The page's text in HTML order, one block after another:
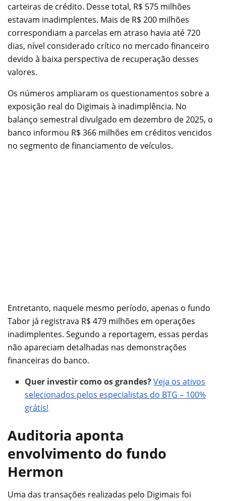
carteiras de crédito. Desse total, R$ 575 milhões
estavam inadimplentes. Mais de R$ 200 milhões
correspondiam a parcelas em atraso havia até 720
dias, nível considerado crítico no mercado financeiro
devido à baixa perspectiva de recuperação desses
valores.
Os números ampliaram os questionamentos sobre a
exposição real do Digimais à inadimplência. No
balanço semestral divulgado em dezembro de 2025, o
banco informou R$ 366 milhões em créditos vencidos
no segmento de financiamento de veículos.
Entretanto, naquele mesmo período, apenas o fundo
Tabor já registrava R$ 479 milhões em operações
inadimplentes. Segundo a reportagem, essas perdas
não apareciam detalhadas nas demonstrações
financeiras do banco.
Quer investir como os grandes?Veja os ativos
selecionados pelos especialistas do BTG – 100%
grátis!
Auditoria aponta
envolvimento do fundo
Hermon
Uma das transações realizadas pelo Digimais foi